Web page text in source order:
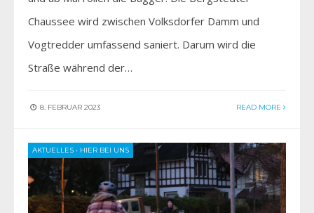
Chaussee wird zwischen Volksdorfer Damm und
Vogtredder umfassend saniert. Darum wird die
Straße während der…
8. FEBRUAR 2023 READ MORE
AKTUELLES • HIER BEI UNS